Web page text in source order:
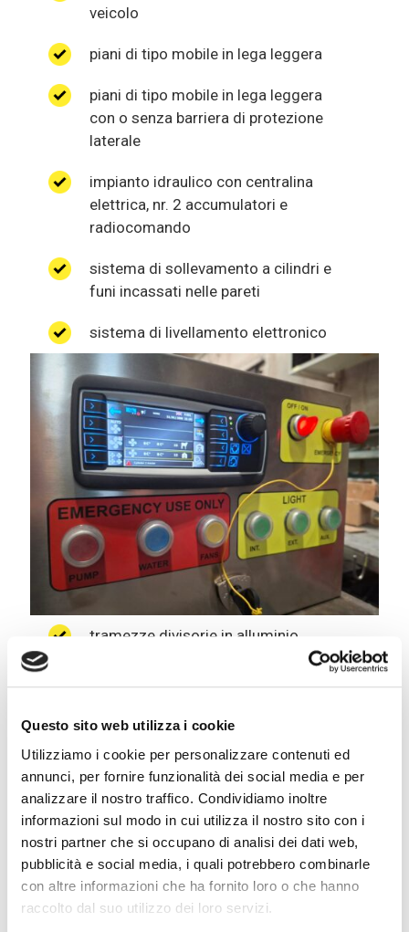
Questo sito web utilizza i cookie
Utilizziamo i cookie per personalizzare contenuti ed
annunci, per fornire funzionalità dei social media e per
analizzare il nostro traffico. Condividiamo inoltre
informazioni sul modo in cui utilizza il nostro sito con i
nostri partner che si occupano di analisi dei dati web,
pubblicità e social media, i quali potrebbero combinarle
con altre informazioni che ha fornito loro o che hanno
raccolto dal suo utilizzo dei loro servizi.
veicolo
piani di tipo mobile in lega leggera
piani di tipo mobile in lega leggera
con o senza barriera di protezione
laterale
impianto idraulico con centralina
elettrica, nr. 2 accumulatori e
radiocomando
sistema di sollevamento a cilindri e
funi incassati nelle pareti
sistema di livellamento elettronico
tramezze divisorie in alluminio
sollevamento idraulico
pavimento, in lamiera alluminio
portellone posteriore. Apertura di
carico L.2450xH2600/2800
nr. 2 scarichi liquame con rubinetto
cassettone trasversale
carenature